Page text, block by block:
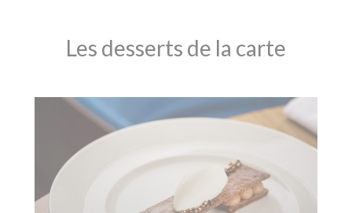
Les desserts de la carte